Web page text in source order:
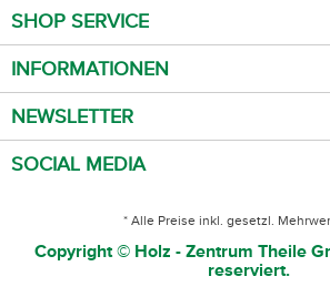
SHOP SERVICE
INFORMATIONEN
NEWSLETTER
SOCIAL MEDIA
* Alle Preise inkl. gesetzl.
Copyright © Holz - Zentrum Theile
reserviert.